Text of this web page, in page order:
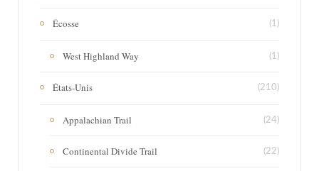
Écosse (1)
West Highland Way (1)
États-Unis (210)
Appalachian Trail (24)
Continental Divide Trail (22)